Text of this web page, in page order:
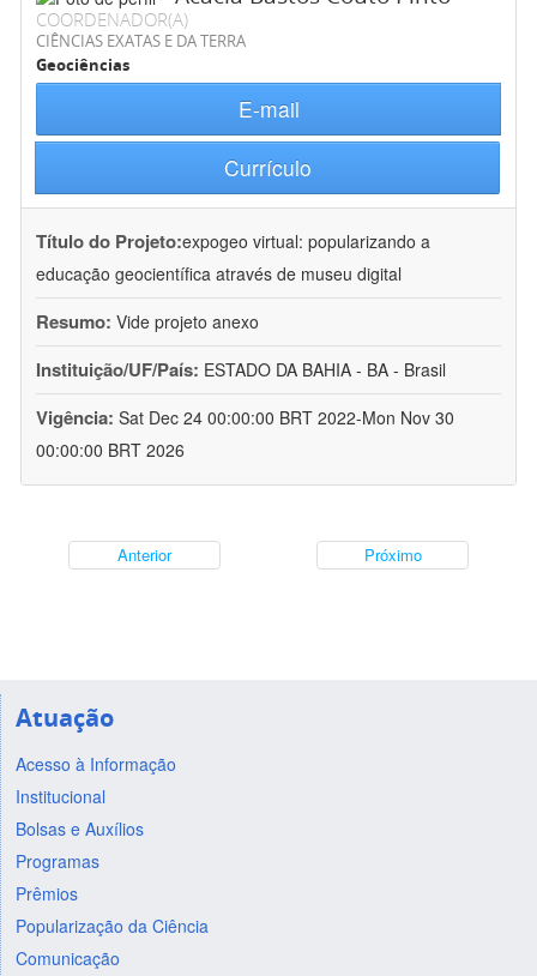
COORDENADOR(A)
CIÊNCIAS EXATAS E DA TERRA
Geociências
E-mail
Currículo
Título do Projeto:expogeo virtual: popularizando a
educação geocientífica através de museu digital
Resumo: Vide projeto anexo
Instituição/UF/País: ESTADO DA BAHIA - BA - Brasil
Vigência: Sat Dec 24 00:00:00 BRT 2022-Mon Nov 30
00:00:00 BRT 2026
Anterior Próximo
Atuação
Acesso à Informação
Institucional
Bolsas e Auxílios
Programas
Prêmios
Popularização da Ciência
Comunicação